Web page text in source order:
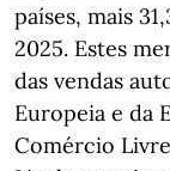
países, mais
2025. Estes
das vendas
Europeia e da
Comércio